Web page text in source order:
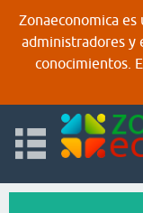
Zonaeconomica es
administradores y
conocimientos.